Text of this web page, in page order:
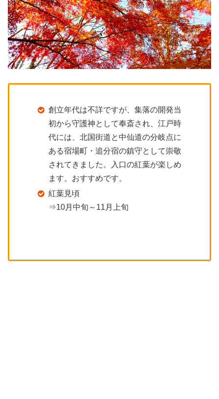
創立年代は不詳ですが、集落の開発当
初から守護神として奉斎され、江戸時
代には、北国街道と中仙道の分岐点に
ある宿場町・追分宿の鎮守として崇敬
されてきました。入口の紅葉が楽しめ
ます。おすすめです。
紅葉見頃
⇒10月中旬～11月上旬